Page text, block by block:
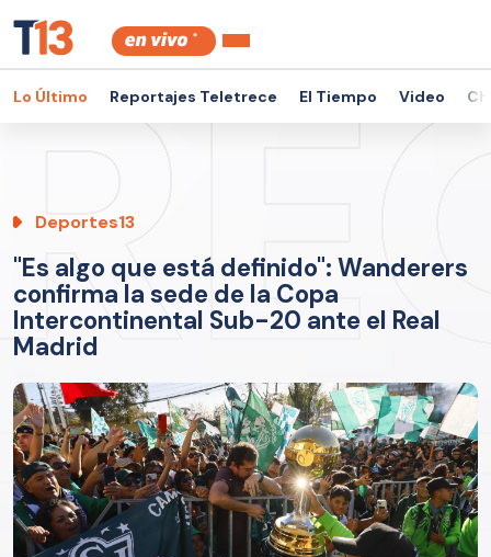
Lo Último Reportajes Teletrece El Tiempo Video
Deportes13
"Es algo que está definido": Wanderers
confirma la sede de la Copa
Intercontinental Sub-20 ante el Real
Madrid